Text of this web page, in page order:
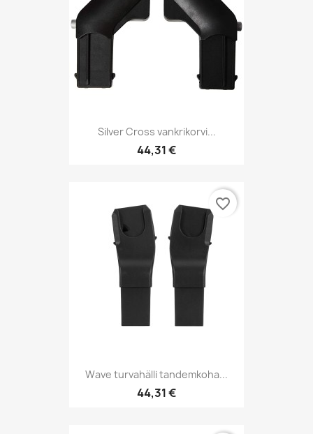
Silver Cross vankrikorvi...
44,31 €
Wave turvahälli tandemkoha...
44,31 €
favorite_border